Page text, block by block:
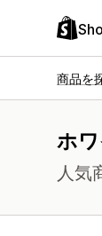
商品を
ホ
人気